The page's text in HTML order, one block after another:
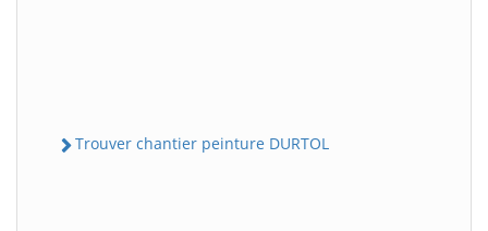
Trouver chantier peinture DURTOL